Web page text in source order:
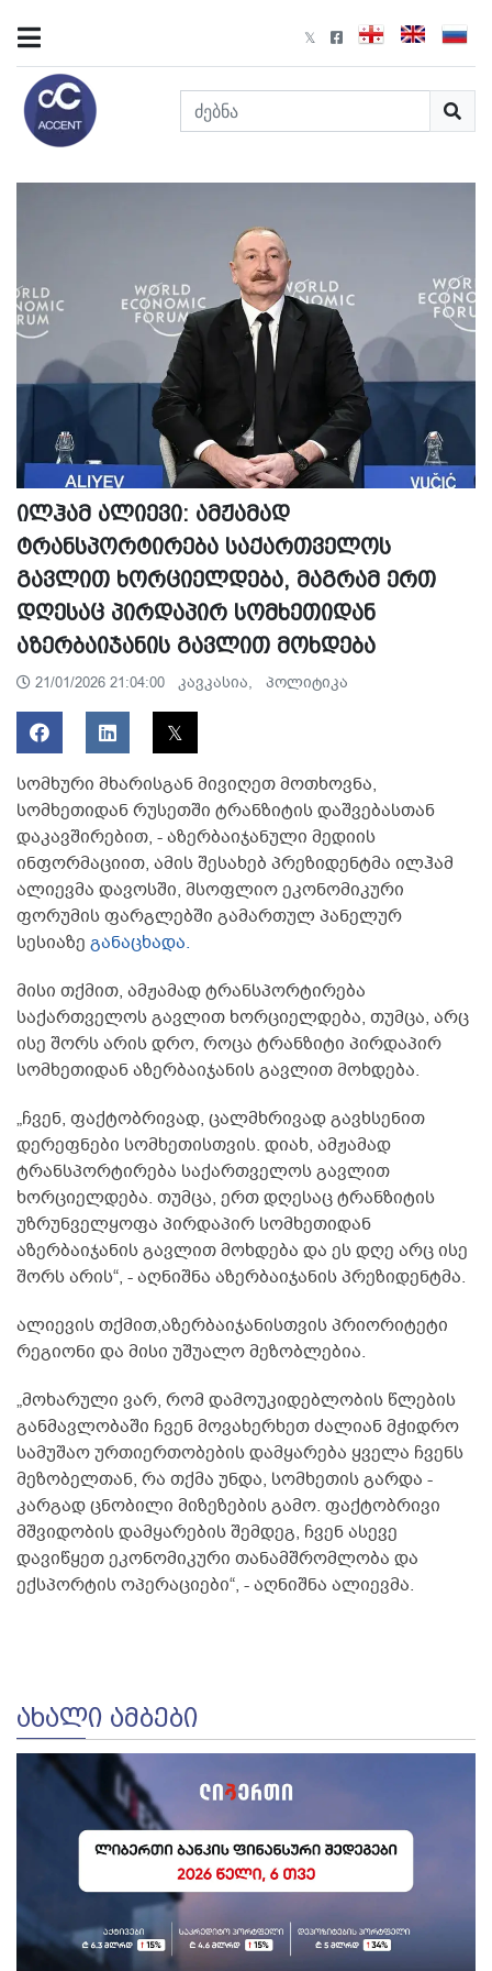
ილჰამ ალიევი: ამჟამად
ტრანსპორტირება საქართველოს
გავლით ხორციელდება, მაგრამ ერთ
დღესაც პირდაპირ სომხეთიდან
აზერბაიჯანის გავლით მოხდება
21/01/2026 21:04:00 კავკასია, პოლიტიკა
სომხური მხარისგან მივიღეთ მოთხოვნა,
სომხეთიდან რუსეთში ტრანზიტის დაშვებასთან
დაკავშირებით, - აზერბაიჯანული მედიის
ინფორმაციით, ამის შესახებ პრეზიდენტმა ილჰამ
ალიევმა დავოსში, მსოფლიო ეკონომიკური
ფორუმის ფარგლებში გამართულ პანელურ
სესიაზე განაცხადა.
მისი თქმით, ამჟამად ტრანსპორტირება
საქართველოს გავლით ხორციელდება, თუმცა, არც
ისე შორს არის დრო, როცა ტრანზიტი პირდაპირ
სომხეთიდან აზერბაიჯანის გავლით მოხდება.
„ჩვენ, ფაქტობრივად, ცალმხრივად გავხსენით
დერეფნები სომხეთისთვის. დიახ, ამჟამად
ტრანსპორტირება საქართველოს გავლით
ხორციელდება. თუმცა, ერთ დღესაც ტრანზიტის
უზრუნველყოფა პირდაპირ სომხეთიდან
აზერბაიჯანის გავლით მოხდება და ეს დღე არც ისე
შორს არის“, - აღნიშნა აზერბაიჯანის პრეზიდენტმა.
ალიევის თქმით,აზერბაიჯანისთვის პრიორიტეტი
რეგიონი და მისი უშუალო მეზობლებია.
„მოხარული ვარ, რომ დამოუკიდებლობის წლების
განმავლობაში ჩვენ მოვახერხეთ ძალიან მჭიდრო
სამუშაო ურთიერთობების დამყარება ყველა ჩვენს
მეზობელთან, რა თქმა უნდა, სომხეთის გარდა -
კარგად ცნობილი მიზეზების გამო. ფაქტობრივი
მშვიდობის დამყარების შემდეგ, ჩვენ ასევე
დავიწყეთ ეკონომიკური თანამშრომლობა და
ექსპორტის ოპერაციები“, - აღნიშნა ალიევმა.
ᲐᲮᲐᲚᲘ ᲐᲛᲑᲔᲑᲘ